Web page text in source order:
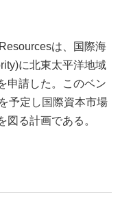
は、国際海
に北東太平洋地域
申請した。このベン
予定し国際資本市場
図る計画である。